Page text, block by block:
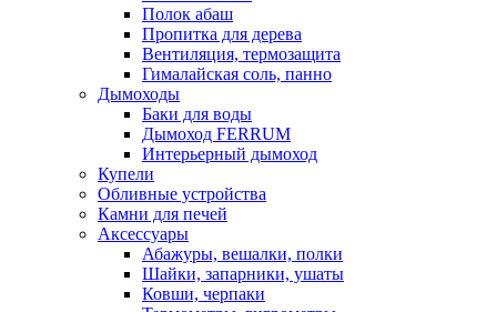
Полок абаш
Пропитка для дерева
Вентиляция, термозащита
Гималайская соль, панно
Дымоходы
Баки для воды
Дымоход FERRUM
Интерьерный дымоход
Купели
Обливные устройства
Камни для печей
Аксессуары
Абажуры, вешалки, полки
Шайки, запарники, ушаты
Ковши, черпаки